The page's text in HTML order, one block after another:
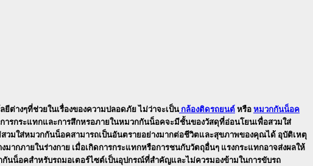
ต่างๆที่ช่วยในเรื่องของความปลอดภัย ไม่ว่าจะเป็นกล้องติดรถยนต์ หรือ หมวกกันน็อค
รกระแทกและการสึกหรอภายในหมวกกันน็อคจะมีชั้นของวัสดุที่อ่อนโยนเพื่อสวมใส่
วมใส่หมวกกันน็อคสามารถเป็นอันตรายอย่างมากต่อชีวิตและสุขภาพของคุณได้ อุบัติเหตุ
ภายในร่างกาย เมื่อเกิดการกระแทกหรือการชนกับวัตถุอื่นๆ แรงกระแทกอาจส่งผลให้
กันน็อคสำหรับรถมอเตอร์ไซต์เป็นอุปกรณ์ที่สำคัญและไม่ควรมองข้ามในการขับรถ